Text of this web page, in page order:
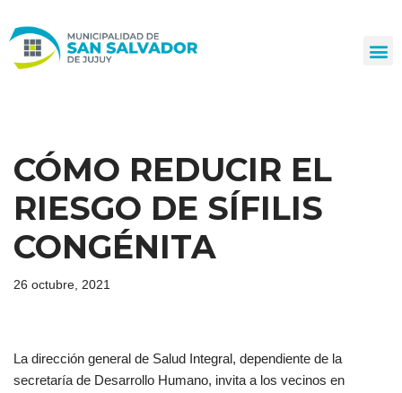
al
CÓMO REDUCIR EL
RIESGO DE SÍFILIS
CONGÉNITA
26 octubre, 2021
La dirección general de Salud Integral, dependiente de la
secretaría de Desarrollo Humano, invita a los vecinos en